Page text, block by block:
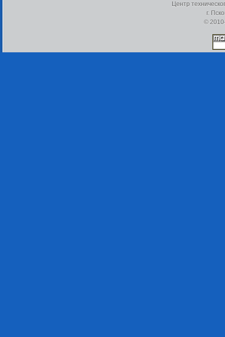
Центр
г.
©